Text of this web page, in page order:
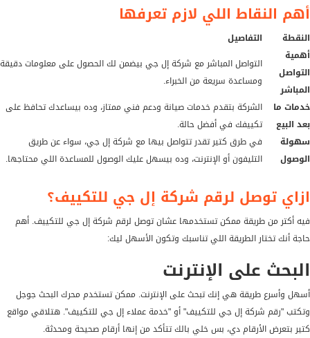
أهم النقاط اللي لازم تعرفها
النقطة
التفاصيل
أهمية
التواصل
المباشر
التواصل المباشر مع شركة إل جي بيضمن لك الحصول على معلومات دقيقة
ومساعدة سريعة من الخبراء.
خدمات ما
بعد البيع
الشركة بتقدم خدمات صيانة ودعم فني ممتاز، وده بيساعدك تحافظ على
تكييفك في أفضل حالة.
سهولة
الوصول
في طرق كتير تقدر تتواصل بيها مع شركة إل جي، سواء عن طريق
التليفون أو الإنترنت، وده بيسهل عليك الوصول للمساعدة اللي محتاجها.
ازاي توصل لرقم شركة إل جي للتكييف؟
فيه أكتر من طريقة ممكن تستخدمها عشان توصل لرقم شركة إل جي للتكييف. أهم
حاجة أنك تختار الطريقة اللي تناسبك وتكون الأسهل ليك:
البحث على الإنترنت
أسهل وأسرع طريقة هي إنك تبحث على الإنترنت. ممكن تستخدم محرك البحث جوجل
وتكتب "رقم شركة إل جي للتكييف" أو "خدمة عملاء إل جي للتكييف". هتلاقي مواقع
كتير بتعرض الأرقام دي، بس خلي بالك تتأكد من إنها أرقام صحيحة ومحدثة.